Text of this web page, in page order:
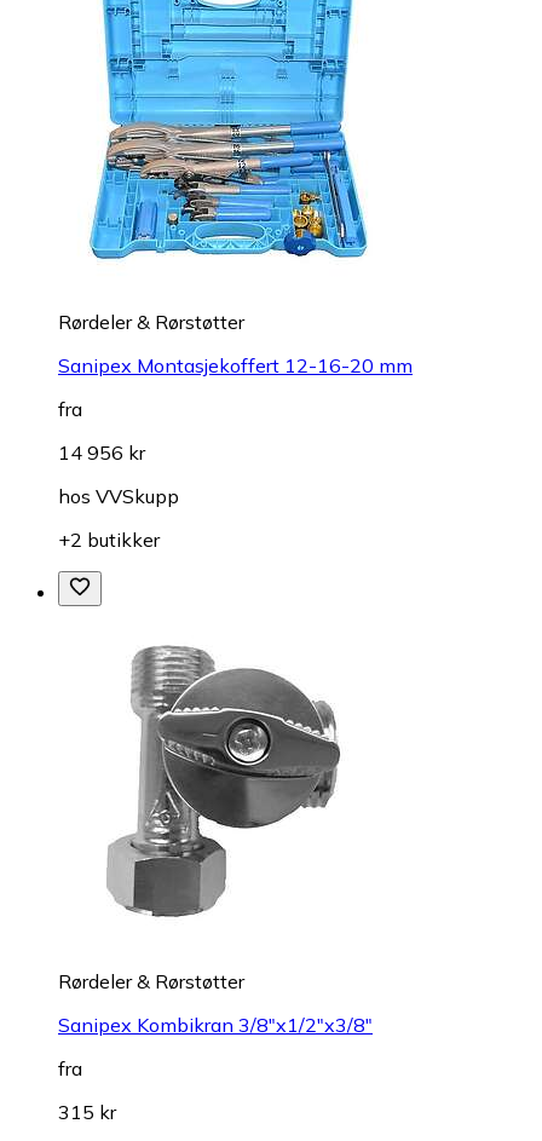
Rørdeler & Rørstøtter
Sanipex Montasjekoffert 12-16-20 mm
fra
14 956 kr
hos VVSkupp
+2 butikker
Rørdeler & Rørstøtter
Sanipex Kombikran 3/8"x1/2"x3/8"
fra
315 kr